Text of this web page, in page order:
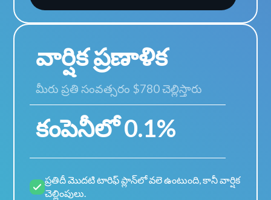
వార్షిక ప్రణాళిక
మీరు ప్రతి సంవత్సరం $780 చెల్లిస్తారు
కంపెనీలో 0.1%
ప్రతిదీ మొదటి టారిఫ్ ప్లాన్‌లో వలె ఉంటుంది, కానీ వార్షిక
చెల్లింపులు.